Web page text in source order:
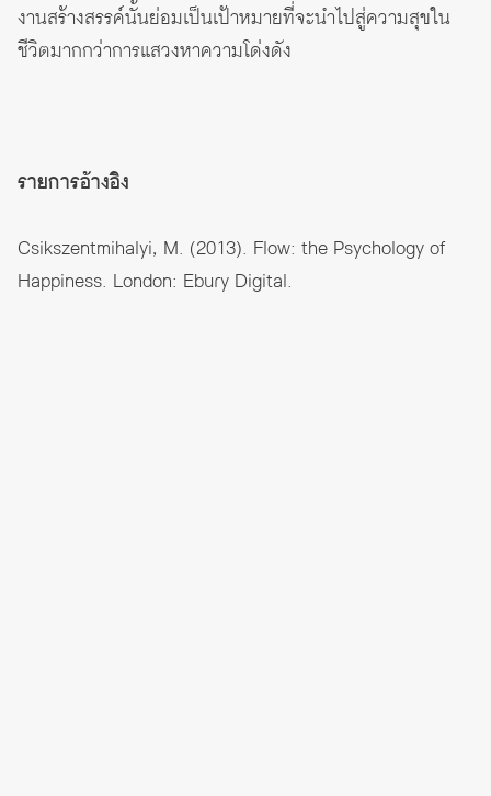
งานสร้างสรรค์นั้นย่อมเป็นเป้าหมายที่จะนำไปสู่ความสุขใน
ชีวิตมากกว่าการแสวงหาความโด่งดัง
รายการอ้างอิง
Csikszentmihalyi, M. (2013). Flow: the Psychology of
Happiness. London: Ebury Digital.